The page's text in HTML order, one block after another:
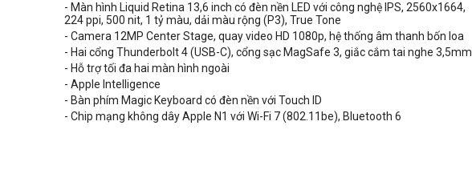
- Màn hình Liquid Retina 13,6 inch có đèn nền LED với công nghệ IPS, 2560x1664,
224 ppi, 500 nit, 1 tỷ màu, dải màu rộng (P3), True Tone
- Camera 12MP Center Stage, quay video HD 1080p, hệ thống âm thanh bốn loa
- Hai cổng Thunderbolt 4 (USB-C), cổng sạc MagSafe 3, giắc cắm tai nghe 3,5mm
- Hỗ trợ tối đa hai màn hình ngoài
- Apple Intelligence
- Bàn phím Magic Keyboard có đèn nền với Touch ID
- Chip mạng không dây Apple N1 với Wi-Fi 7 (802.11be), Bluetooth 6